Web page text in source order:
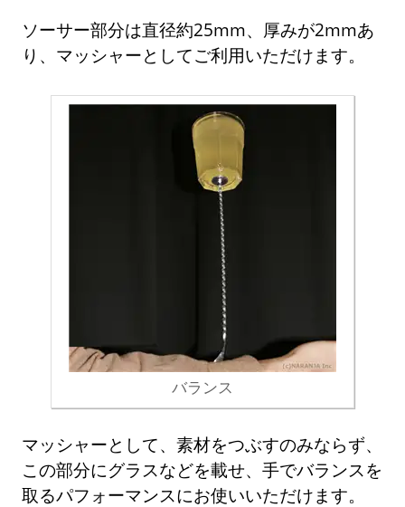
ソーサー部分は直径約25mm、厚みが2mmあ
り、マッシャーとしてご利用いただけます。
バランス
マッシャーとして、素材をつぶすのみならず、
この部分にグラスなどを載せ、手でバランスを
取るパフォーマンスにお使いいただけます。